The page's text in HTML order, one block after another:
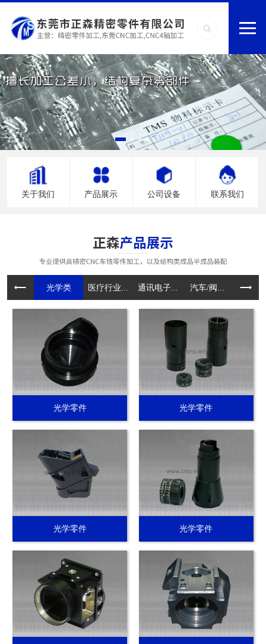
关于我们 产品展示 公司设备 联系我们
光学类 医疗行业... 通讯电子... 汽车/阀... 电动工
光学零件 光学零件
光学零件 光学零件